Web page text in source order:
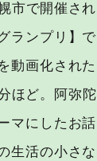
市で開催され
ランプリ】で
動画化された
ほど。阿弥陀
マにしたお話
生活の小さな